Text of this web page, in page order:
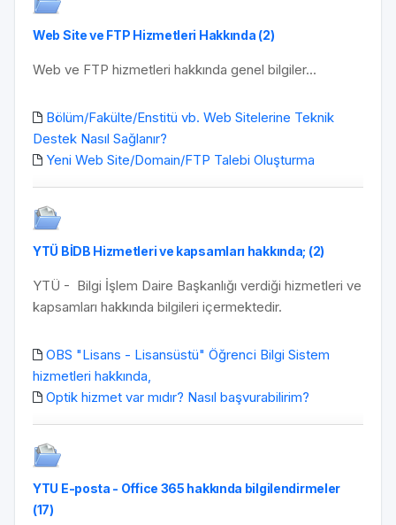
Web Site ve FTP Hizmetleri Hakkında (2)
Web ve FTP hizmetleri hakkında genel bilgiler...
Bölüm/Fakülte/Enstitü vb. Web Sitelerine Teknik
Destek Nasıl Sağlanır?
Yeni Web Site/Domain/FTP Talebi Oluşturma
YTÜ BİDB Hizmetleri ve kapsamları hakkında; (2)
YTÜ - Bilgi İşlem Daire Başkanlığı verdiği hizmetleri ve
kapsamları hakkında bilgileri içermektedir.
OBS "Lisans - Lisansüstü" Öğrenci Bilgi Sistem
hizmetleri hakkında,
Optik hizmet var mıdır? Nasıl başvurabilirim?
YTU E-posta - Office 365 hakkında bilgilendirmeler
(17)